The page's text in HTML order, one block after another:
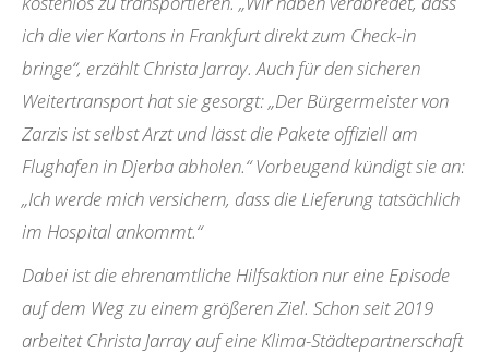
ich die vier Kartons in Frankfurt direkt zum Check-in
bringe“, erzählt Christa Jarray. Auch für den sicheren
Weitertransport hat sie gesorgt: „Der Bürgermeister von
Zarzis ist selbst Arzt und lässt die Pakete offiziell am
Flughafen in Djerba abholen.“ Vorbeugend kündigt sie an:
„Ich werde mich versichern, dass die Lieferung tatsächlich
im Hospital ankommt.“
Dabei ist die ehrenamtliche Hilfsaktion nur eine Episode
auf dem Weg zu einem größeren Ziel. Schon seit 2019
arbeitet Christa Jarray auf eine Klima-Städtepartnerschaft